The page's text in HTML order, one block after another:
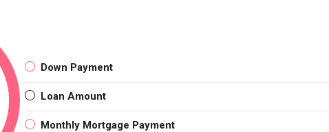
Down Payment
Loan Amount
Monthly Mortgage Payment